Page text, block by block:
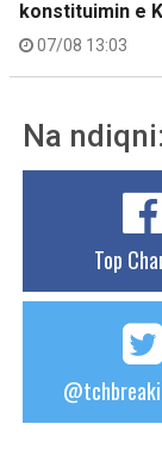
konstituimin e
07/08 13:03
Na ndiqni:
Top